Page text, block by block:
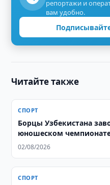
репортажи и
вам удобно.
Читайте также
СПОРТ
Борцы Узбекистана
юношеском
02/08/2026
СПОРТ